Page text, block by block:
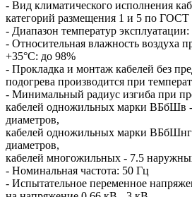
- Вид климатического исполнения
категорий размещения 1 и 5 по ГОСТ
- Диапазон температур
- Относительная влажность воздуха
+35°С: до 98%
- Прокладка и монтаж кабелей без
подогрева производится при
- Минимальный радиус изгиба при
кабелей одножильных марки ВБбШв
диаметров,
кабелей одножильных марки
диаметров,
кабелей многожильных - 7.5
- Номинальная частота: 50 Гц
- Испытательное переменное